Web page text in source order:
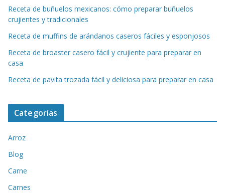
Receta de buñuelos mexicanos: cómo preparar buñuelos
crujientes y tradicionales
Receta de muffins de arándanos caseros fáciles y esponjosos
Receta de broaster casero fácil y crujiente para preparar en
casa
Receta de pavita trozada fácil y deliciosa para preparar en casa
Categorías
Arroz
Blog
Carne
Carnes